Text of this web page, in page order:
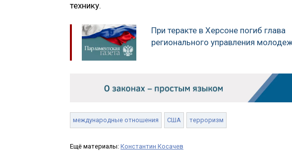
технику.
При теракте в Херсоне погиб глава
регионального управления
международные отношения США терроризм
Ещё материалы: Константин Косачев